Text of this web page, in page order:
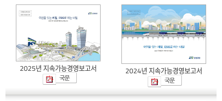
2025년 지속가능경영보고서
국문
2024년 지속가능경영보고서
국문